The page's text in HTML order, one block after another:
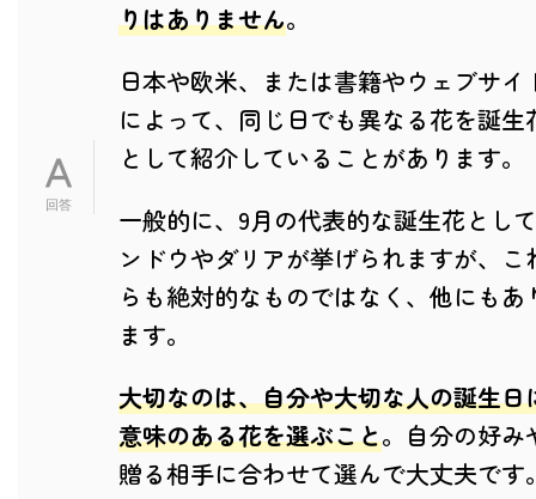
りはありません。
日本や欧米、または書籍やウェブサイ
によって、同じ日でも異なる花を誕生
として紹介していることがあります。
一般的に、9月の代表的な誕生花とし
ンドウやダリアが挙げられますが、こ
らも絶対的なものではなく、他にもあ
ます。
大切なのは、自分や大切な人の誕生日
意味のある花を選ぶこと。自分の好み
贈る相手に合わせて選んで大丈夫です